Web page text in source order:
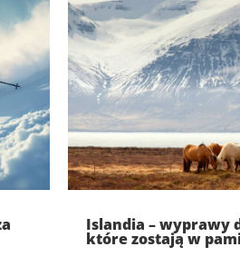
Islandia – wyprawy
które zostają w